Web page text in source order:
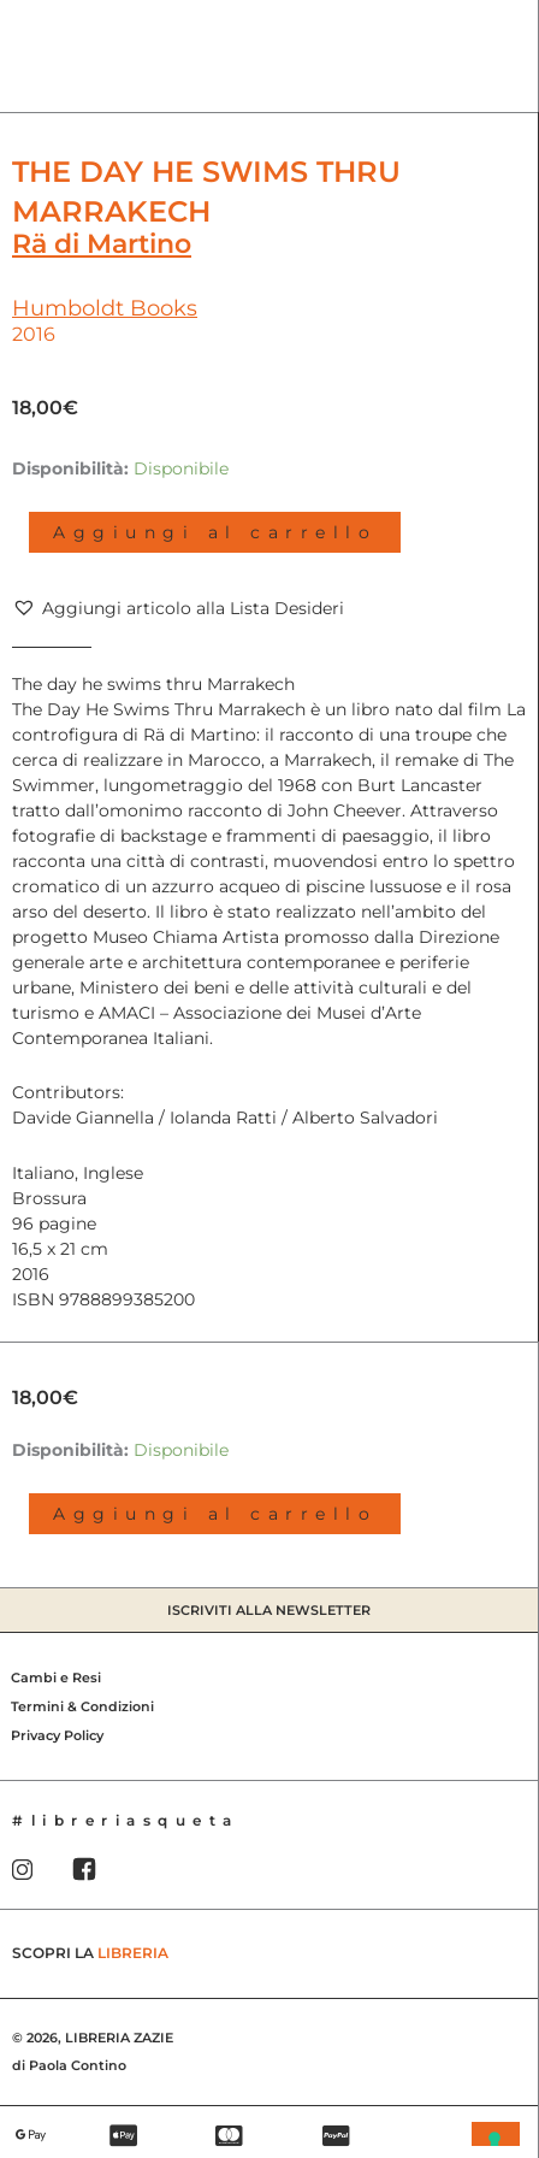
THE DAY HE SWIMS THRU
MARRAKECH
Rä di Martino
Humboldt Books
2016
18,00€
Disponibilità: Disponibile
The
he
swims
Rä
Martino,
2016
quantità
Aggiungi al carrello
Aggiungi articolo alla Lista Desideri
The day he swims thru Marrakech
The Day He Swims Thru Marrakech è un libro nato dal film La
controfigura di Rä di Martino: il racconto di una troupe che
cerca di realizzare in Marocco, a Marrakech, il remake di The
Swimmer, lungometraggio del 1968 con Burt Lancaster
tratto dall’omonimo racconto di John Cheever. Attraverso
fotografie di backstage e frammenti di paesaggio, il libro
racconta una città di contrasti, muovendosi entro lo spettro
cromatico di un azzurro acqueo di piscine lussuose e il rosa
arso del deserto. Il libro è stato realizzato nell’ambito del
progetto Museo Chiama Artista promosso dalla Direzione
generale arte e architettura contemporanee e periferie
urbane, Ministero dei beni e delle attività culturali e del
turismo e AMACI – Associazione dei Musei d’Arte
Contemporanea Italiani.
Contributors:
Davide Giannella / Iolanda Ratti / Alberto Salvadori
Italiano, Inglese
Brossura
96 pagine
16,5 x 21 cm
2016
ISBN 9788899385200
18,00€
Disponibilità: Disponibile
The
he
swims
Martino,
2016
quantità
Aggiungi al carrello
ISCRIVITI ALLA NEWSLETTER
Cambi e Resi
Termini & Condizioni
Privacy Policy
#libreriasqueta
SCOPRI LA LIBRERIA
© 2026, LIBRERIA ZAZIE
di Paola Contino